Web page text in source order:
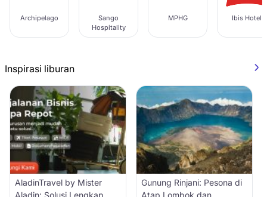
Archipelago
Sango
Hospitality
MPHG Ibis Hotel
Inspirasi liburan
AladinTravel by Mister
Aladin: Solusi Lengkap
Gunung Rinjani: Pesona di
Atap Lombok dan